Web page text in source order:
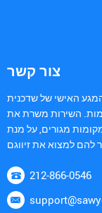
צור קשר
האישי של שדכנית
השירות משרת את
מגורים, על מנת
212-866-0546